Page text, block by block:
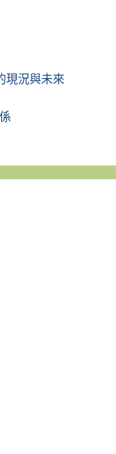
現況與未來